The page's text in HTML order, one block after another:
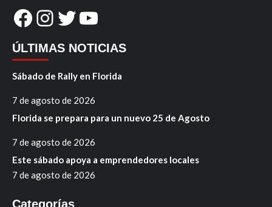
Facebook
Instagram
Twitter
YouTube
ÚLTIMAS NOTICIAS
Sábado de Rally en Florida
7 de agosto de 2026
Florida se prepara para un nuevo 25 de Agosto
7 de agosto de 2026
Este sábado apoya a emprendedores locales
7 de agosto de 2026
Categorías